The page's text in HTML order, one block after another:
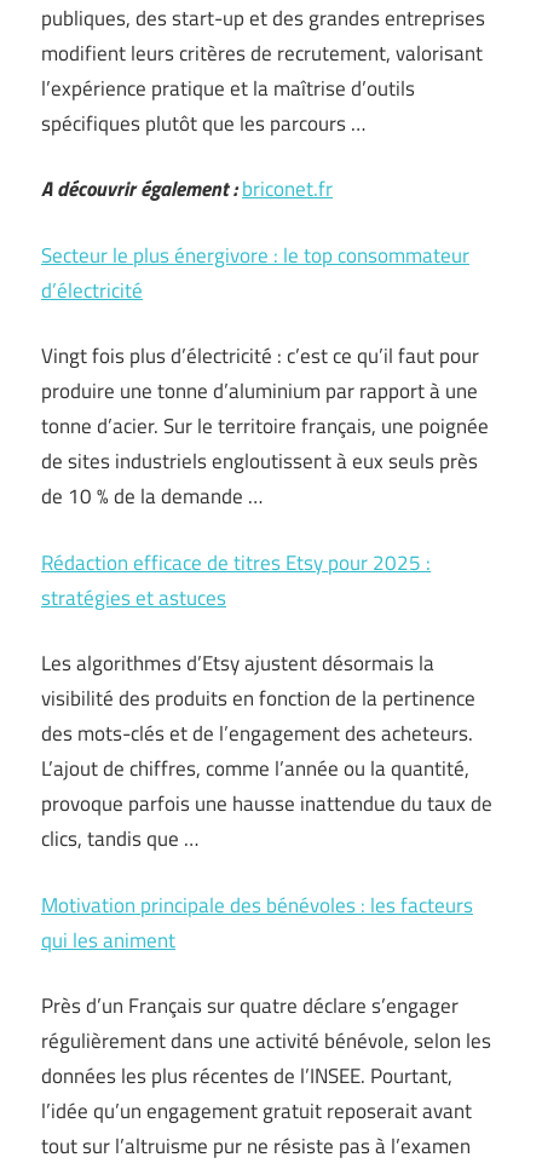
publiques, des start-up et des grandes entreprises
modifient leurs critères de recrutement, valorisant
l’expérience pratique et la maîtrise d’outils
spécifiques plutôt que les parcours …
A découvrir également :briconet.fr
Secteur le plus énergivore : le top consommateur
d’électricité
Vingt fois plus d’électricité : c’est ce qu’il faut pour
produire une tonne d’aluminium par rapport à une
tonne d’acier. Sur le territoire français, une poignée
de sites industriels engloutissent à eux seuls près
de 10 % de la demande …
Rédaction efficace de titres Etsy pour 2025 :
stratégies et astuces
Les algorithmes d’Etsy ajustent désormais la
visibilité des produits en fonction de la pertinence
des mots-clés et de l’engagement des acheteurs.
L’ajout de chiffres, comme l’année ou la quantité,
provoque parfois une hausse inattendue du taux de
clics, tandis que …
Motivation principale des bénévoles : les facteurs
qui les animent
Près d’un Français sur quatre déclare s’engager
régulièrement dans une activité bénévole, selon les
données les plus récentes de l’INSEE. Pourtant,
l’idée qu’un engagement gratuit reposerait avant
tout sur l’altruisme pur ne résiste pas à l’examen